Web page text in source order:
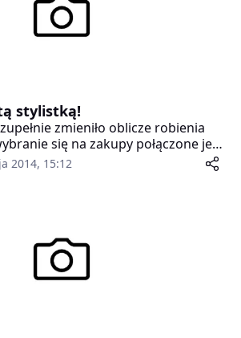
stylistką!
zmieniło oblicze robienia
się na zakupy połączone jest
godzin w centrach handlowych,
ale również i przy okazji jemy
się na zakupy ze stylistką.
2014, 15:12